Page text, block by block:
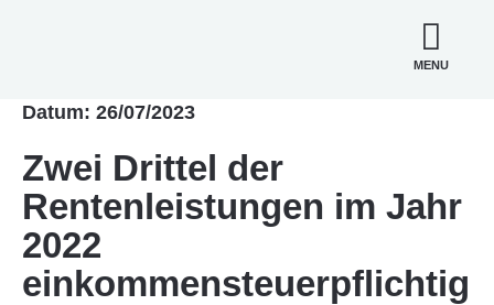
MENU
Datum: 26/07/2023
Zwei Drittel der
Rentenleistungen im Jahr
2022
einkommensteuerpflichtig